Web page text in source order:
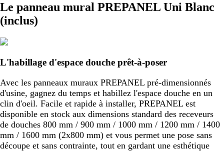
Le panneau mural PREPANEL Uni Blanc
(inclus)
L'habillage d'espace douche prêt-à-poser
Avec les panneaux muraux PREPANEL pré-dimensionnés
d'usine, gagnez du temps et habillez l'espace douche en un
clin d'oeil. Facile et rapide à installer, PREPANEL est
disponible en stock aux dimensions standard des receveurs
de douches 800 mm / 900 mm / 1000 mm / 1200 mm / 1400
mm / 1600 mm (2x800 mm) et vous permet une pose sans
découpe et sans contrainte, tout en gardant une esthétique